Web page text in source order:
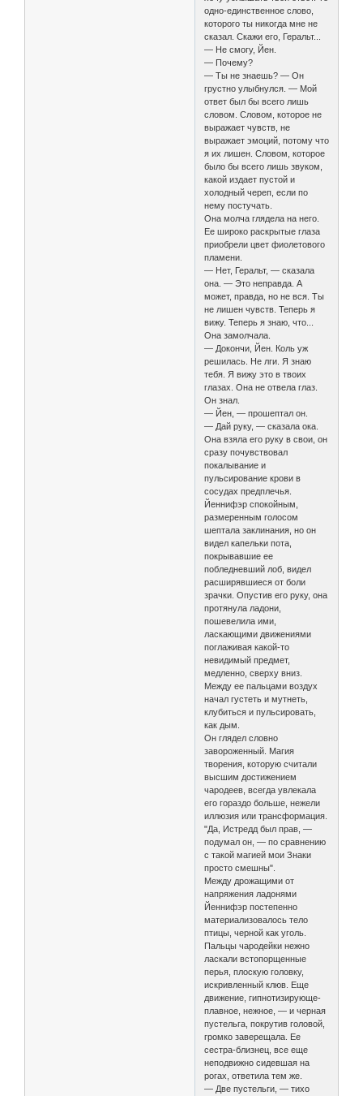
одно-единственное слово,
которого ты никогда мне не
сказал. Скажи его, Геральт...
— Не смогу, Йен.
— Почему?
— Ты не знаешь? — Он
грустно улыбнулся. — Мой
ответ был бы всего лишь
словом. Словом, которое не
выражает чувств, не
выражает эмоций, потому что
я их лишен. Словом, которое
было бы всего лишь звуком,
какой издает пустой и
холодный череп, если по
нему постучать.
Она молча глядела на него.
Ее широко раскрытые глаза
приобрели цвет фиолетового
пламени.
— Нет, Геральт, — сказала
она. — Это неправда. А
может, правда, но не вся. Ты
не лишен чувств. Теперь я
вижу. Теперь я знаю, что...
Она замолчала.
— Докончи, Йен. Коль уж
решилась. Не лги. Я знаю
тебя. Я вижу это в твоих
глазах. Она не отвела глаз.
Он знал.
— Йен, — прошептал он.
— Дай руку, — сказала ока.
Она взяла его руку в свои, он
сразу почувствовал
покалывание и
пульсирование крови в
сосудах предплечья.
Йеннифэр спокойным,
размеренным голосом
шептала заклинания, но он
видел капельки пота,
покрывавшие ее
побледневший лоб, видел
расширявшиеся от боли
зрачки. Опустив его руку, она
протянула ладони,
пошевелила ими,
ласкающими движениями
поглаживая какой-то
невидимый предмет,
медленно, сверху вниз.
Между ее пальцами воздух
начал густеть и мутнеть,
клубиться и пульсировать,
как дым.
Он глядел словно
завороженный. Магия
творения, которую считали
высшим достижением
чародеев, всегда увлекала
его гораздо больше, нежели
иллюзия или трансформация.
"Да, Истредд был прав, —
подумал он, — по сравнению
с такой магией мои Знаки
просто смешны".
Между дрожащими от
напряжения ладонями
Йеннифэр постепенно
материализовалось тело
птицы, черной как уголь.
Пальцы чародейки нежно
ласкали встопорщенные
перья, плоскую головку,
искривленный клюв. Еще
движение, гипнотизирующе-
плавное, нежное, — и черная
пустельга, покрутив головой,
громко заверещала. Ее
сестра-близнец, все еще
неподвижно сидевшая на
рогах, ответила тем же.
— Две пустельги, — тихо